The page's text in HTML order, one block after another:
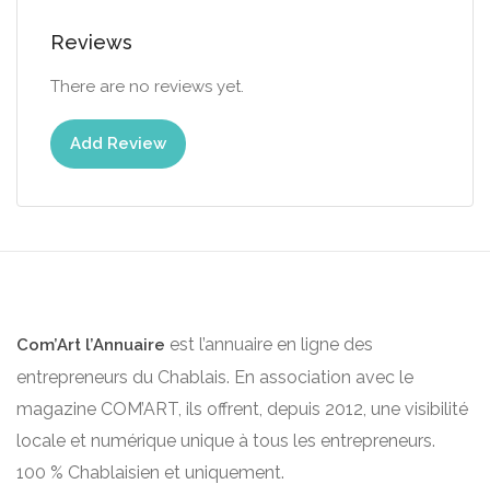
Reviews
There are no reviews yet.
Add Review
Com’Art l’Annuaire est l’annuaire en ligne des
entrepreneurs du Chablais. En association avec le
magazine COM’ART, ils offrent, depuis 2012, une visibilité
locale et numérique unique à tous les entrepreneurs.
100 % Chablaisien et uniquement.